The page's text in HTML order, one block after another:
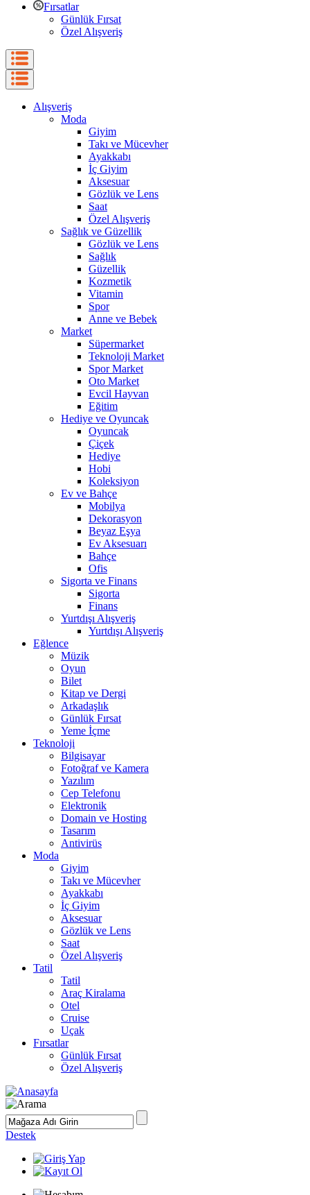
Fırsatlar
Günlük Fırsat
Özel Alışveriş
Alışveriş
Moda
Giyim
Takı ve Mücevher
Ayakkabı
İç Giyim
Aksesuar
Gözlük ve Lens
Saat
Özel Alışveriş
Sağlık ve Güzellik
Gözlük ve Lens
Sağlık
Güzellik
Kozmetik
Vitamin
Spor
Anne ve Bebek
Market
Süpermarket
Teknoloji Market
Spor Market
Oto Market
Evcil Hayvan
Eğitim
Hediye ve Oyuncak
Oyuncak
Çiçek
Hediye
Hobi
Koleksiyon
Ev ve Bahçe
Mobilya
Dekorasyon
Beyaz Eşya
Ev Aksesuarı
Bahçe
Ofis
Sigorta ve Finans
Sigorta
Finans
Yurtdışı Alışveriş
Yurtdışı Alışveriş
Eğlence
Müzik
Oyun
Bilet
Kitap ve Dergi
Arkadaşlık
Günlük Fırsat
Yeme İçme
Teknoloji
Bilgisayar
Fotoğraf ve Kamera
Yazılım
Cep Telefonu
Elektronik
Domain ve Hosting
Tasarım
Antivirüs
Moda
Giyim
Takı ve Mücevher
Ayakkabı
İç Giyim
Aksesuar
Gözlük ve Lens
Saat
Özel Alışveriş
Tatil
Tatil
Araç Kiralama
Otel
Cruise
Uçak
Fırsatlar
Günlük Fırsat
Özel Alışveriş
Destek